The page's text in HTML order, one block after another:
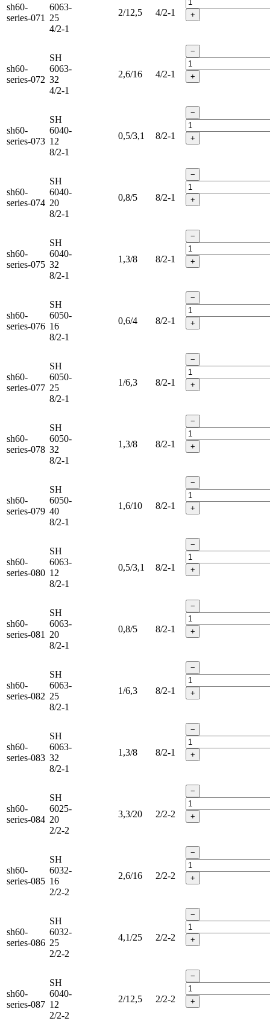
sh60-
series-071
6063-
25
4/2-1
2/12,5 4/2-1 +
sh60-
series-072
SH
6063-
32
4/2-1
2,6/16 4/2-1
−
+
sh60-
series-073
SH
6040-
12
8/2-1
0,5/3,1 8/2-1
−
+
sh60-
series-074
SH
6040-
20
8/2-1
0,8/5 8/2-1
−
+
sh60-
series-075
SH
6040-
32
8/2-1
1,3/8 8/2-1
−
+
sh60-
series-076
SH
6050-
16
8/2-1
0,6/4 8/2-1
−
+
sh60-
series-077
SH
6050-
25
8/2-1
1/6,3 8/2-1
−
+
sh60-
series-078
SH
6050-
32
8/2-1
1,3/8 8/2-1
−
+
sh60-
series-079
SH
6050-
40
8/2-1
1,6/10 8/2-1
−
+
sh60-
series-080
SH
6063-
12
8/2-1
0,5/3,1 8/2-1
−
+
sh60-
series-081
SH
6063-
20
8/2-1
0,8/5 8/2-1
−
+
sh60-
series-082
SH
6063-
25
8/2-1
1/6,3 8/2-1
−
+
sh60-
series-083
SH
6063-
32
8/2-1
1,3/8 8/2-1
−
+
sh60-
series-084
SH
6025-
20
2/2-2
3,3/20 2/2-2
−
+
sh60-
series-085
SH
6032-
16
2/2-2
2,6/16 2/2-2
−
+
sh60-
series-086
SH
6032-
25
2/2-2
4,1/25 2/2-2
−
+
sh60-
series-087
SH
6040-
12
2/2-2
2/12,5 2/2-2
−
+